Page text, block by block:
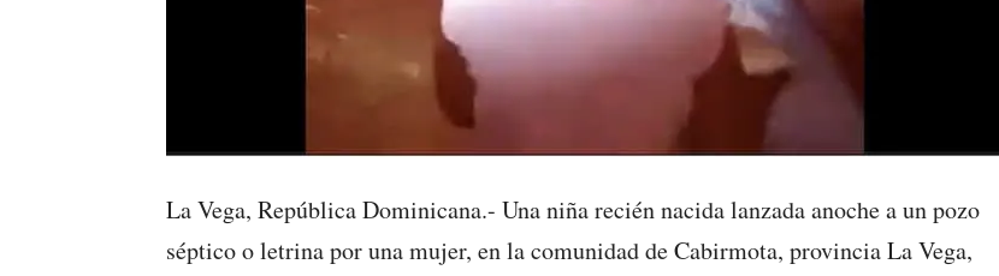
La Vega, República Dominicana.- Una niña recién nacida lanzada anoche a un pozo
séptico o letrina por una mujer, en la comunidad de Cabirmota, provincia La Vega,